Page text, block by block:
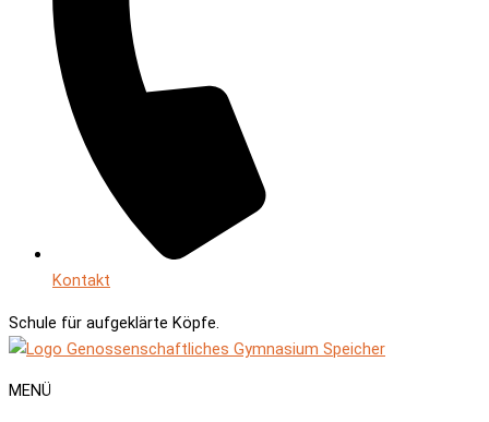
Kontakt
Schule für aufgeklärte Köpfe.
MENÜ